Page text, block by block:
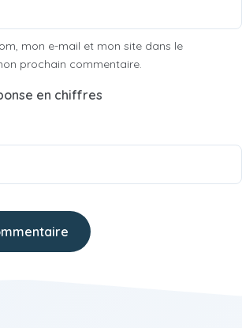
mon e-mail et mon site dans le
prochain commentaire.
en chiffres